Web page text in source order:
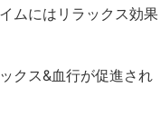
ムにはリラックス効果
クス&血行が促進され